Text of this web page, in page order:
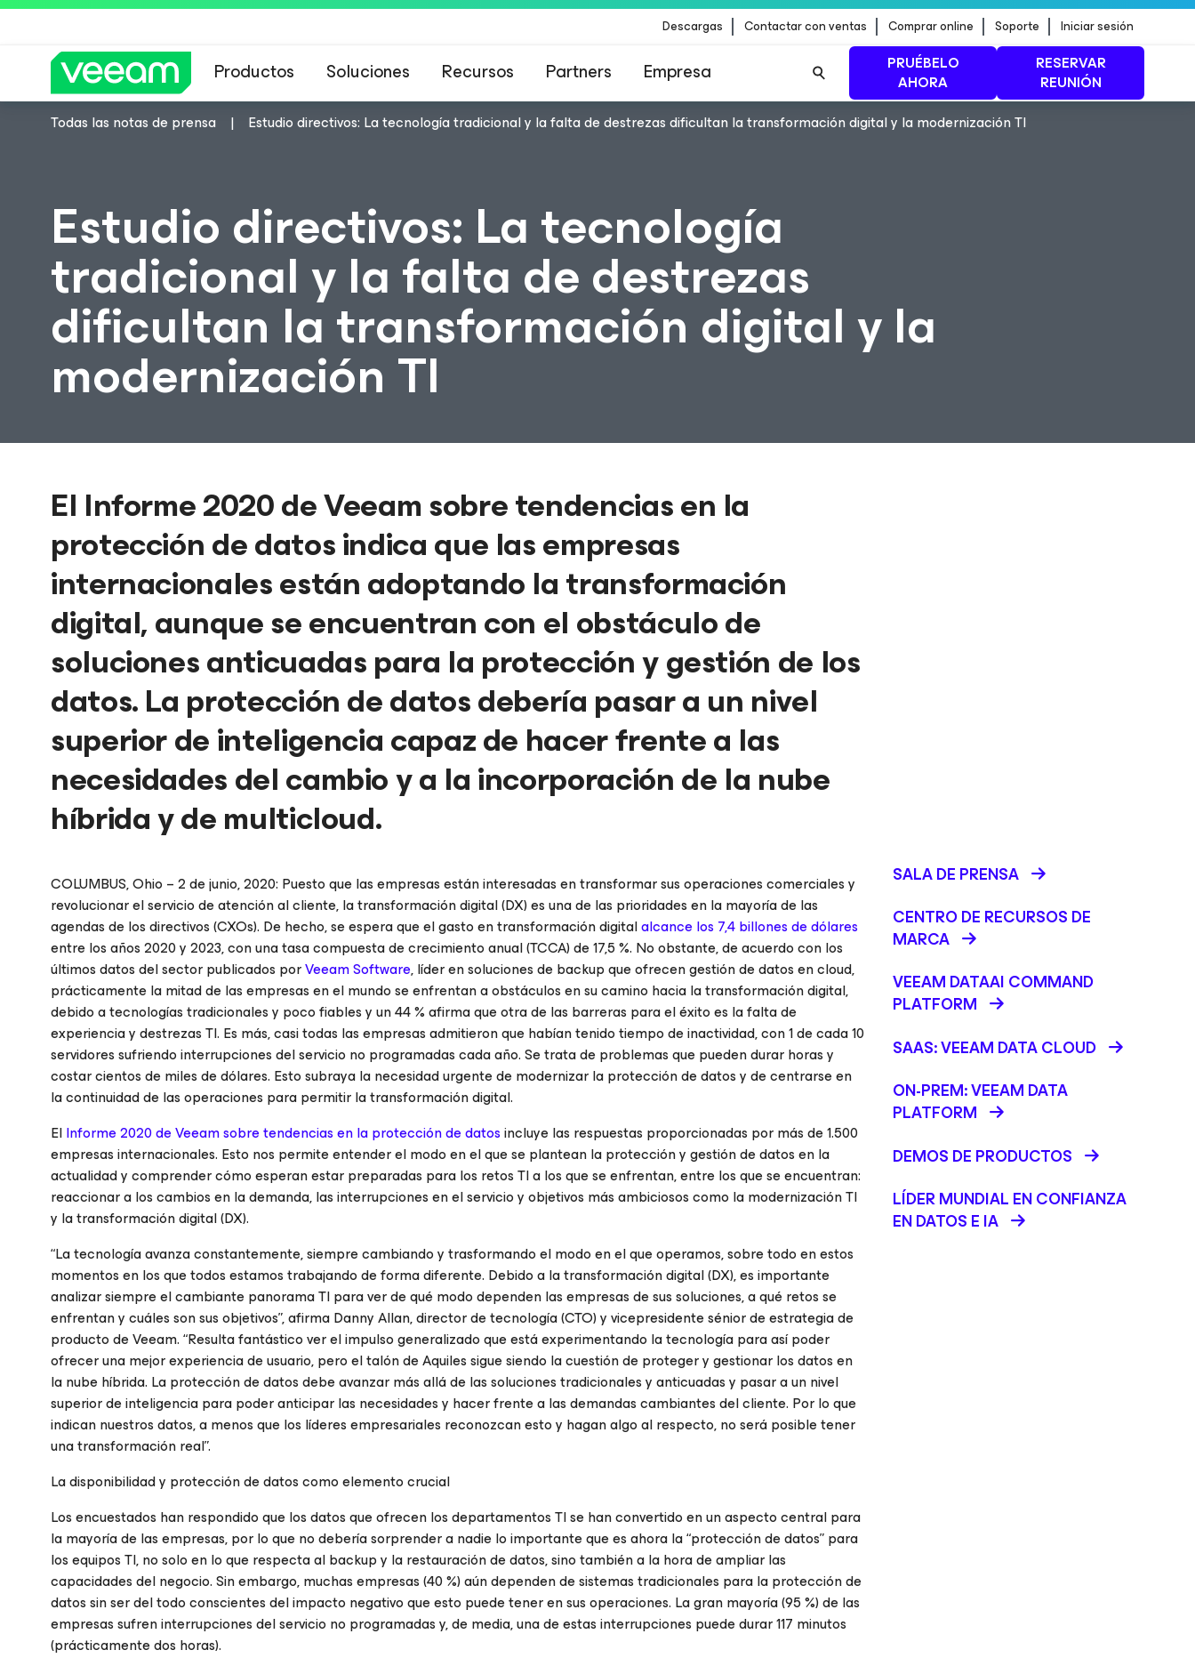
Descargas Contactar con ventas Comprar online Soporte Iniciar sesión
Productos Soluciones Recursos Partners Empresa
PRUÉBELO
AHORA
RESERVAR
REUNIÓN
Todas las notas de prensa Estudio directivos: La tecnología tradicional y la falta de destrezas dificultan la transformación digital y la modernización TI
Estudio directivos: La tecnología
tradicional y la falta de destrezas
dificultan la transformación digital y la
modernización TI
El Informe 2020 de Veeam sobre tendencias en la
protección de datos indica que las empresas
internacionales están adoptando la transformación
digital, aunque se encuentran con el obstáculo de
soluciones anticuadas para la protección y gestión de los
datos. La protección de datos debería pasar a un nivel
superior de inteligencia capaz de hacer frente a las
necesidades del cambio y a la incorporación de la nube
híbrida y de multicloud.
COLUMBUS, Ohio – 2 de junio, 2020: Puesto que las empresas están interesadas en transformar sus operaciones comerciales y
revolucionar el servicio de atención al cliente, la transformación digital (DX) es una de las prioridades en la mayoría de las
agendas de los directivos (CXOs). De hecho, se espera que el gasto en transformación digitalalcance los 7,4 billones de dólares
entre los años 2020 y 2023, con una tasa compuesta de crecimiento anual (TCCA) de 17,5 %. No obstante, de acuerdo con los
últimos datos del sector publicados porVeeam Software, líder en soluciones de backup que ofrecen gestión de datos en cloud,
prácticamente la mitad de las empresas en el mundo se enfrentan a obstáculos en su camino hacia la transformación digital,
debido a tecnologías tradicionales y poco fiables y un 44 % afirma que otra de las barreras para el éxito es la falta de
experiencia y destrezas TI. Es más, casi todas las empresas admitieron que habían tenido tiempo de inactividad, con 1 de cada 10
servidores sufriendo interrupciones del servicio no programadas cada año. Se trata de problemas que pueden durar horas y
costar cientos de miles de dólares. Esto subraya la necesidad urgente de modernizar la protección de datos y de centrarse en
la continuidad de las operaciones para permitir la transformación digital.
ElInforme 2020 de Veeam sobre tendencias en la protección de datosincluye las respuestas proporcionadas por más de 1.500
empresas internacionales. Esto nos permite entender el modo en el que se plantean la protección y gestión de datos en la
actualidad y comprender cómo esperan estar preparadas para los retos TI a los que se enfrentan, entre los que se encuentran:
reaccionar a los cambios en la demanda, las interrupciones en el servicio y objetivos más ambiciosos como la modernización TI
y la transformación digital (DX).
“La tecnología avanza constantemente, siempre cambiando y trasformando el modo en el que operamos, sobre todo en estos
momentos en los que todos estamos trabajando de forma diferente. Debido a la transformación digital (DX), es importante
analizar siempre el cambiante panorama TI para ver de qué modo dependen las empresas de sus soluciones, a qué retos se
enfrentan y cuáles son sus objetivos”, afirma Danny Allan, director de tecnología (CTO) y vicepresidente sénior de estrategia de
producto de Veeam. “Resulta fantástico ver el impulso generalizado que está experimentando la tecnología para así poder
ofrecer una mejor experiencia de usuario, pero el talón de Aquiles sigue siendo la cuestión de proteger y gestionar los datos en
la nube híbrida. La protección de datos debe avanzar más allá de las soluciones tradicionales y anticuadas y pasar a un nivel
superior de inteligencia para poder anticipar las necesidades y hacer frente a las demandas cambiantes del cliente. Por lo que
indican nuestros datos, a menos que los líderes empresariales reconozcan esto y hagan algo al respecto, no será posible tener
una transformación real”.
La disponibilidad y protección de datos como elemento crucial
Los encuestados han respondido que los datos que ofrecen los departamentos TI se han convertido en un aspecto central para
la mayoría de las empresas, por lo que no debería sorprender a nadie lo importante que es ahora la “protección de datos” para
los equipos TI, no solo en lo que respecta al backup y la restauración de datos, sino también a la hora de ampliar las
capacidades del negocio. Sin embargo, muchas empresas (40 %) aún dependen de sistemas tradicionales para la protección de
datos sin ser del todo conscientes del impacto negativo que esto puede tener en sus operaciones. La gran mayoría (95 %) de las
empresas sufren interrupciones del servicio no programadas y, de media, una de estas interrupciones puede durar 117 minutos
(prácticamente dos horas).
SALA DE PRENSA
CENTRO DE RECURSOS DE
MARCA
VEEAM DATAAI COMMAND
PLATFORM
SAAS: VEEAM DATA CLOUD
ON-PREM: VEEAM DATA
PLATFORM
DEMOS DE PRODUCTOS
LÍDER MUNDIAL EN CONFIANZA
EN DATOS E IA